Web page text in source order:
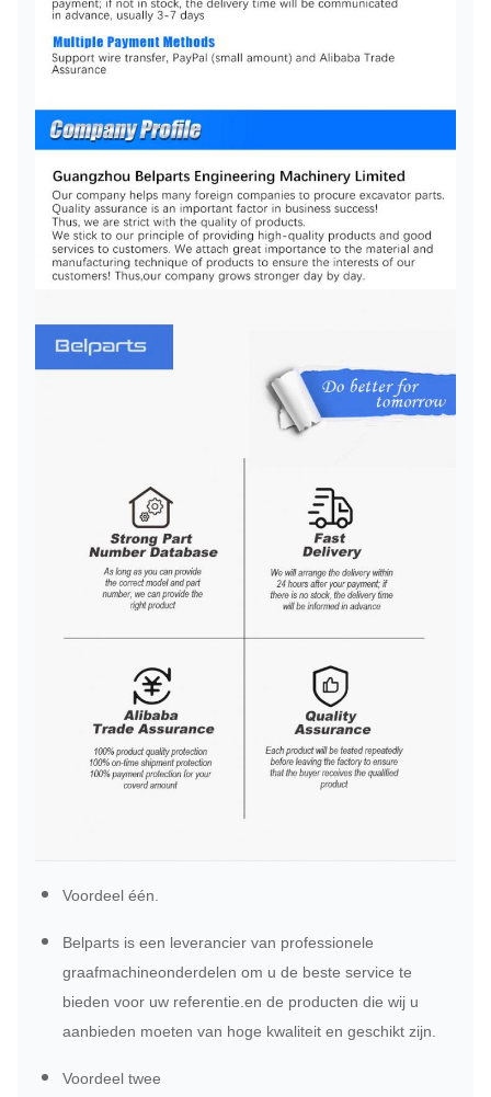
Voordeel één.
Belparts is een leverancier van professionele
graafmachineonderdelen om u de beste service te
bieden voor uw referentie.en de producten die wij u
aanbieden moeten van hoge kwaliteit en geschikt zijn.
Voordeel twee